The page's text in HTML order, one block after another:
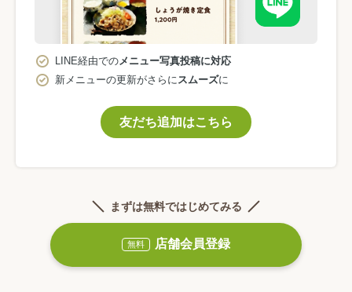
LINE経由での メニュー写真投稿に対応
新メニューの更新がさらに スムーズに
友だち追加はこちら
まずは無料ではじめてみる
無料 店舗会員登録